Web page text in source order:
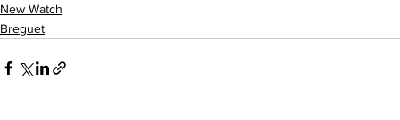
New Watch
Breguet